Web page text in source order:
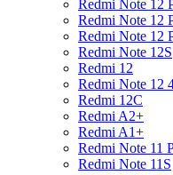
Redmi Note 12
Redmi Note 12
Redmi Note 12
Redmi Note 12S
Redmi 12
Redmi Note 12
Redmi 12C
Redmi A2+
Redmi A1+
Redmi Note 11
Redmi Note 11S